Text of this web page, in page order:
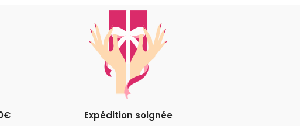
Expédition soignée